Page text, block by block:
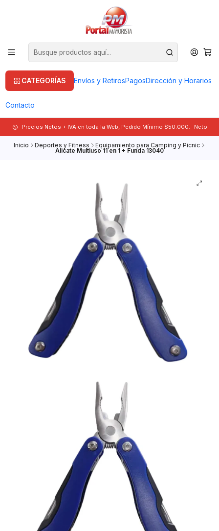
CATEGORÍAS Envíos y RetirosPagosDirección y Horarios
Contacto
Precios Netos + IVA en toda la Web, Pedido Mínimo $50.000.- Neto
Inicio Deportes y Fitness Equipamiento para Camping y Picnic
Alicate Multiuso 11 en 1 + Funda 13040